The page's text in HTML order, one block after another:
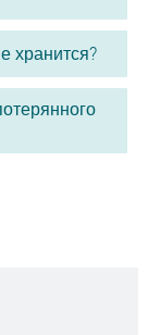
хранится?